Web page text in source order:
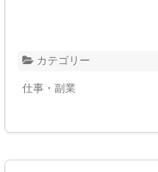
カテゴリー
仕事・副業